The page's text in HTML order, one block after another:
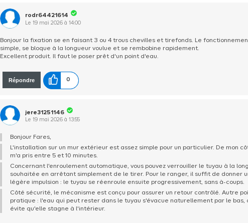
rodr64421614
Le19 mai 2026 à14:00
Bonjour la fixation se en faisant 3 ou 4 trous chevilles et tirefonds. Le
simple, se bloque à la longueur voulue et se rembobine rapidement.
Excellent produit. Il faut le poser prêt d'un point d'eau.
Répondre 0
jere31251146
Le19 mai 2026 à13:55
Bonjour Fares,
L'installation sur un mur extérieur est assez simple pour un particulier. De mon
m'a pris entre 5 et 10 minutes.
Concernant l'enroulement automatique, vous pouvez verrouiller le tuyau à la
souhaitée en arrêtant simplement de le tirer. Pour le ranger, il suffit de donner
légère impulsion : le tuyau se réenroule ensuite progressivement, sans à-coups.
Côté sécurité, le mécanisme est conçu pour assurer un retour contrôlé. Autre
pratique : l'eau qui peut rester dans le tuyau s'évacue naturellement par le bas,
évite qu'elle stagne à l'intérieur.